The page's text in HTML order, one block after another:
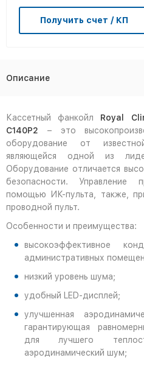
Получить счет / КП
Описание
Кассетный фанкойл Royal
C140P2 – это
оборудование от
являющейся одной из
Оборудование отличается
безопасности. Управление
помощью ИК-пульта, также,
проводной пульт.
Особенности и преимущества:
высокоэффективное
административных
низкий уровень шума;
удобный LED-дисплей;
улучшенная
гарантирующая
для лучшего
аэродинамический шум;